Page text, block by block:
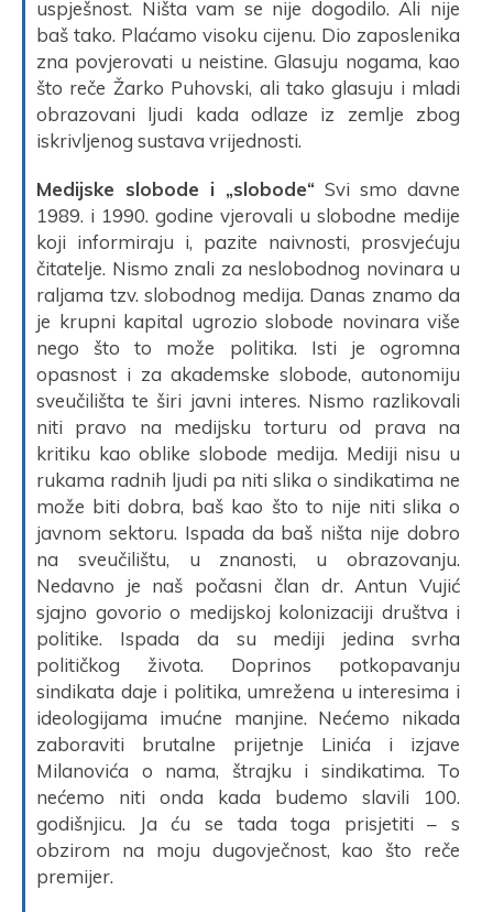
uspješnost. Ništa vam se nije dogodilo. Ali nije
baš tako. Plaćamo visoku cijenu. Dio zaposlenika
zna povjerovati u neistine. Glasuju nogama, kao
što reče Žarko Puhovski, ali tako glasuju i mladi
obrazovani ljudi kada odlaze iz zemlje zbog
iskrivljenog sustava vrijednosti.
Medijske slobode i „slobode“ Svi smo davne
1989. i 1990. godine vjerovali u slobodne medije
koji informiraju i, pazite naivnosti, prosvjećuju
čitatelje. Nismo znali za neslobodnog novinara u
raljama tzv. slobodnog medija. Danas znamo da
je krupni kapital ugrozio slobode novinara više
nego što to može politika. Isti je ogromna
opasnost i za akademske slobode, autonomiju
sveučilišta te širi javni interes. Nismo razlikovali
niti pravo na medijsku torturu od prava na
kritiku kao oblike slobode medija. Mediji nisu u
rukama radnih ljudi pa niti slika o sindikatima ne
može biti dobra, baš kao što to nije niti slika o
javnom sektoru. Ispada da baš ništa nije dobro
na sveučilištu, u znanosti, u obrazovanju.
Nedavno je naš počasni član dr. Antun Vujić
sjajno govorio o medijskoj kolonizaciji društva i
politike. Ispada da su mediji jedina svrha
političkog života. Doprinos potkopavanju
sindikata daje i politika, umrežena u interesima i
ideologijama imućne manjine. Nećemo nikada
zaboraviti brutalne prijetnje Linića i izjave
Milanovića o nama, štrajku i sindikatima. To
nećemo niti onda kada budemo slavili 100.
godišnjicu. Ja ću se tada toga prisjetiti – s
obzirom na moju dugovječnost, kao što reče
premijer.